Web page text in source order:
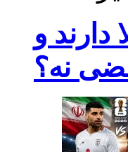
و
نه؟